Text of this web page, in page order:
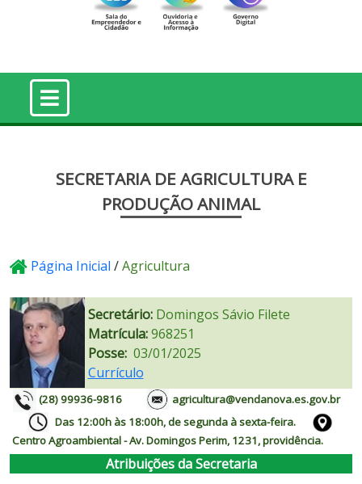
SECRETARIA DE AGRICULTURA E
PRODUÇÃO ANIMAL
Página Inicial /Agricultura
Secretário: Domingos Sávio Filete
Matrícula: 968251
Posse: 03/01/2025
Currículo
(28) 99936-9816 agricultura@vendanova.es.gov.br
Das 12:00h às 18:00h, de segunda à sexta-feira.
Centro Agroambiental - Av. Domingos Perim, 1231, providência.
Atribuições da Secretaria